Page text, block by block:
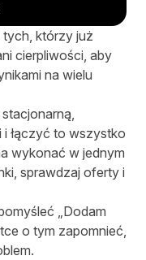
tych, którzy już
cierpliwości, aby
na wielu
i łączyć to wszystko
wykonać w jednym
sprawdzaj oferty i
„Dodam
o tym zapomnieć,